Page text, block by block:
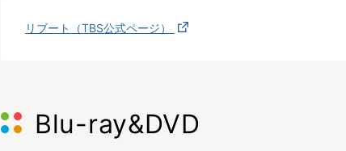
リブート（TBS公式ページ）
Blu-ray&DVD